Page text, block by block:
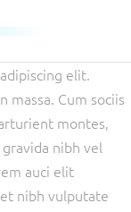
elit.
massa. Cum sociis
montes,
nibh vel
auci elit
nibh vulputate